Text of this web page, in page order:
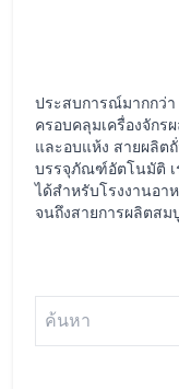
ประสบการณ์มากกว่
ครอบคลุมเครื่องจักร
และอบแห้ง สายผลิต
บรรจุภัณฑ์อัตโนมัติ
ได้สำหรับโรงงานอา
จนถึงสายการผลิตส